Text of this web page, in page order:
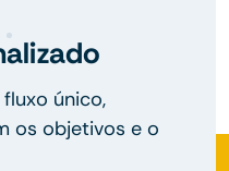
único,
os objetivos e o